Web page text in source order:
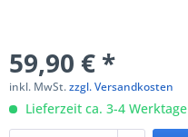
59,90 € *
inkl. MwSt.zzgl. Versandkosten
Lieferzeit ca. 3-4 Werktage